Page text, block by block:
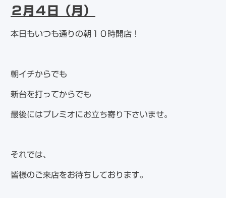
２月４日（月）
本日もいつも通りの朝１０時開店！
朝イチからでも
新台を打ってからでも
最後にはプレミオにお立ち寄り下さいませ。
それでは、
皆様のご来店をお待ちしております。